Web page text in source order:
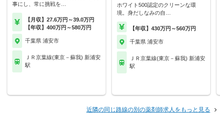
事にし、常に挑戦を…
【月収】27.6万円～39.0万円
【年収】400万円～580万円
千葉県 浦安市
ＪＲ京葉線(東京－蘇我) 新浦安
駅
ホワイト500認定のクリーンな環
境。身だしなみの自…
【年収】430万円～560万円
千葉県 浦安市
ＪＲ京葉線(東京－蘇我) 新浦安
駅
近隣の同じ路線の別の薬剤師求人をもっと見る